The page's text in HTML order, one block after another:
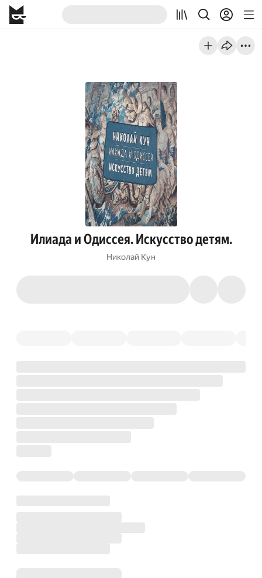
Илиада и Одиссея. Искусство детям.
Николай Кун